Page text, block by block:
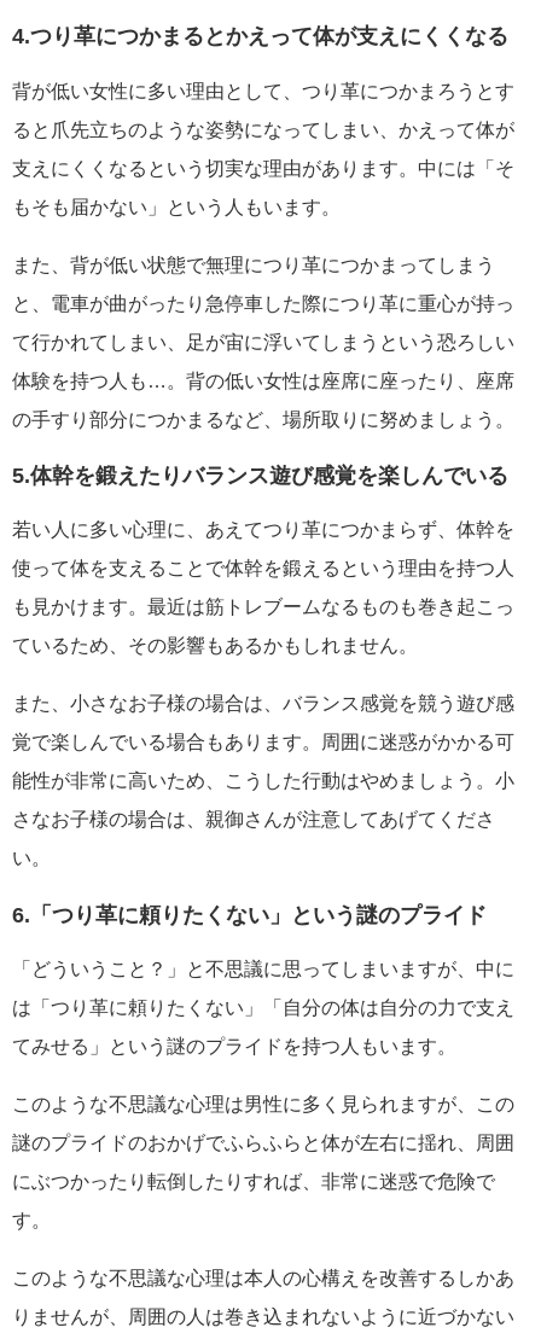
4.つり革につかまるとかえって体が支えにくくなる
背が低い女性に多い理由として、つり革につかまろうとす
ると爪先立ちのような姿勢になってしまい、かえって体が
支えにくくなるという切実な理由があります。中には「そ
もそも届かない」という人もいます。
また、背が低い状態で無理につり革につかまってしまう
と、電車が曲がったり急停車した際につり革に重心が持っ
て行かれてしまい、足が宙に浮いてしまうという恐ろしい
体験を持つ人も…。背の低い女性は座席に座ったり、座席
の手すり部分につかまるなど、場所取りに努めましょう。
5.体幹を鍛えたりバランス遊び感覚を楽しんでいる
若い人に多い心理に、あえてつり革につかまらず、体幹を
使って体を支えることで体幹を鍛えるという理由を持つ人
も見かけます。最近は筋トレブームなるものも巻き起こっ
ているため、その影響もあるかもしれません。
また、小さなお子様の場合は、バランス感覚を競う遊び感
覚で楽しんでいる場合もあります。周囲に迷惑がかかる可
能性が非常に高いため、こうした行動はやめましょう。小
さなお子様の場合は、親御さんが注意してあげてくださ
い。
6.「つり革に頼りたくない」という謎のプライド
「どういうこと？」と不思議に思ってしまいますが、中に
は「つり革に頼りたくない」「自分の体は自分の力で支え
てみせる」という謎のプライドを持つ人もいます。
このような不思議な心理は男性に多く見られますが、この
謎のプライドのおかげでふらふらと体が左右に揺れ、周囲
にぶつかったり転倒したりすれば、非常に迷惑で危険で
す。
このような不思議な心理は本人の心構えを改善するしかあ
りませんが、周囲の人は巻き込まれないように近づかない